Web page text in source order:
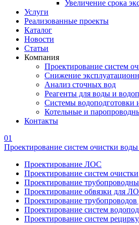
Увеличение срока
Услуги
Реализованные проекты
Каталог
Новости
Статьи
Компания
Проектирование систем
Снижение
Анализ сточных вод
Реагенты для воды и
Системы водоподготовки
Котельные и
Контакты
01
Проектирование систем очистки
Проектирование ЛОС
Проектирование систем очистки
Проектирование
Проектирование обвязки для
Проектирование трубопроводов
Проектирование систем
Проектирование систем